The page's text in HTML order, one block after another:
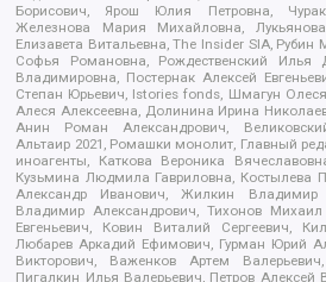
Борисович, Ярош Юлия Петровна,
Железнова Мария Михайловна,
Елизавета Витальевна, The Insider SIA,
Софья Романовна, Рождественский Илья
Владимировна, Постернак Алексей
Степан Юрьевич, Istories fonds, Шмагун
Алеся Алексеевна, Долинина Ирина
Анин Роман Александрович,
Альтаир 2021, Ромашки монолит, Главный
иноагенты, Каткова Вероника
Кузьмина Людмила Гавриловна, Костылева
Александр Иванович, Жилкин Владимир
Владимир Александрович, Тихонов Михаил
Евгеньевич, Ковин Виталий Сергеевич,
Любарев Аркадий Ефимович, Гурман Юрий
Викторович, Важенков Артем
Пигалкин Илья Валерьевич, Петров Алексей